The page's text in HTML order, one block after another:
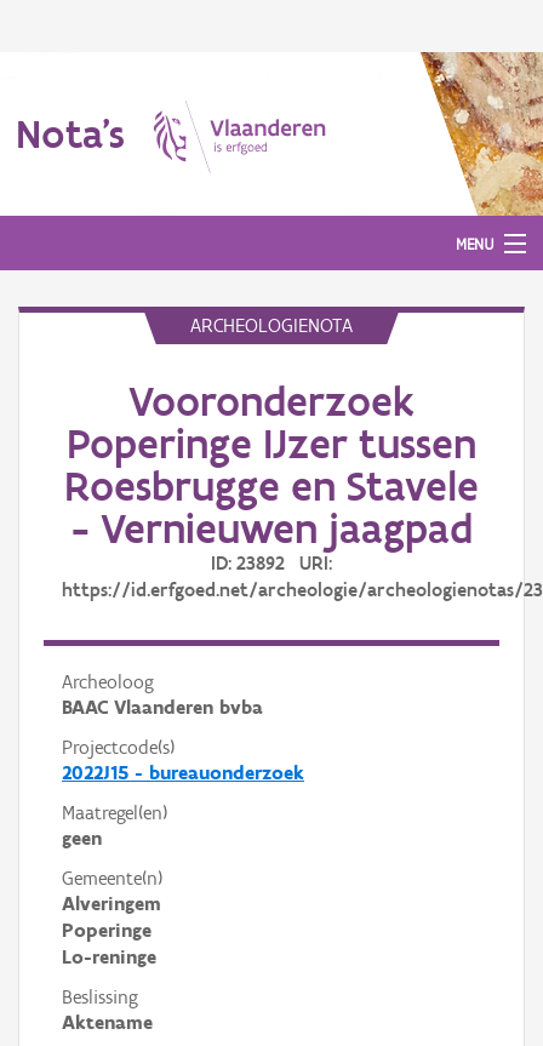
Nota's
MENU
ARCHEOLOGIENOTA
Vooronderzoek
Poperinge IJzer tussen
Roesbrugge en Stavele
- Vernieuwen jaagpad
ID: 23892 URI:
https://id.erfgoed.net/archeologie/archeologienotas/
Archeoloog
BAAC Vlaanderen bvba
Projectcode(s)
2022J15 - bureauonderzoek
Maatregel(en)
geen
Gemeente(n)
Alveringem
Poperinge
Lo-reninge
Beslissing
Aktename